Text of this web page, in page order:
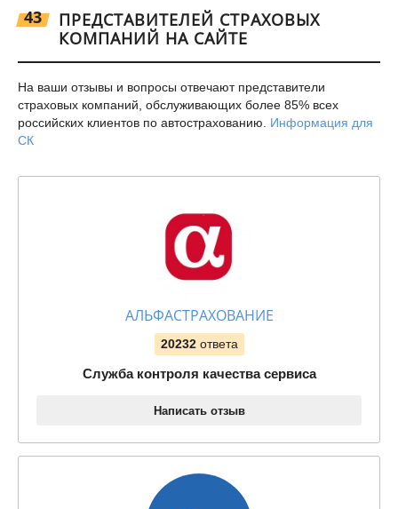
43
ПРЕДСТАВИТЕЛЕЙ СТРАХОВЫХ
КОМПАНИЙ НА САЙТЕ
На ваши отзывы и вопросы отвечают представители
страховых компаний, обслуживающих более 85% всех
российских клиентов по автострахованию. Информация для
СК
АЛЬФАСТРАХОВАНИЕ
20232 ответа
Служба контроля качества сервиса
Написать отзыв